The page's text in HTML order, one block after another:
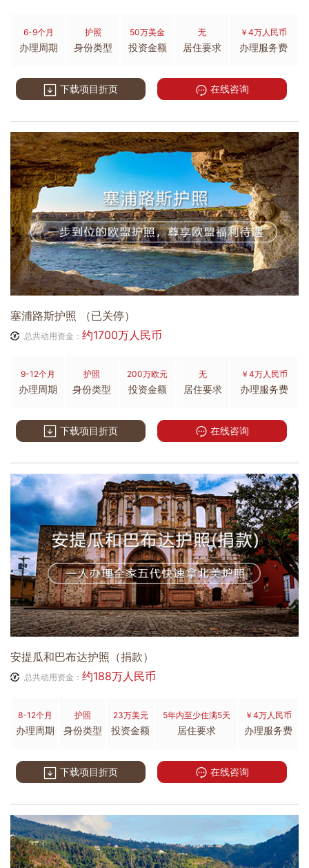
6-9个月
办理周期
护照
身份类型
50万美金
投资金额
无
居住要求
￥4万人民币
办理服务费
下载项目折页 在线咨询
塞浦路斯护照 （已关停）
总共动用资金： 约1700万人民币
9-12个月
办理周期
护照
身份类型
200万欧元
投资金额
无
居住要求
￥4万人民币
办理服务费
下载项目折页 在线咨询
安提瓜和巴布达护照（捐款）
总共动用资金： 约188万人民币
8-12个月
办理周期
护照
身份类型
23万美元
投资金额
5年内至少住满5天
居住要求
￥4万人民币
办理服务费
下载项目折页 在线咨询